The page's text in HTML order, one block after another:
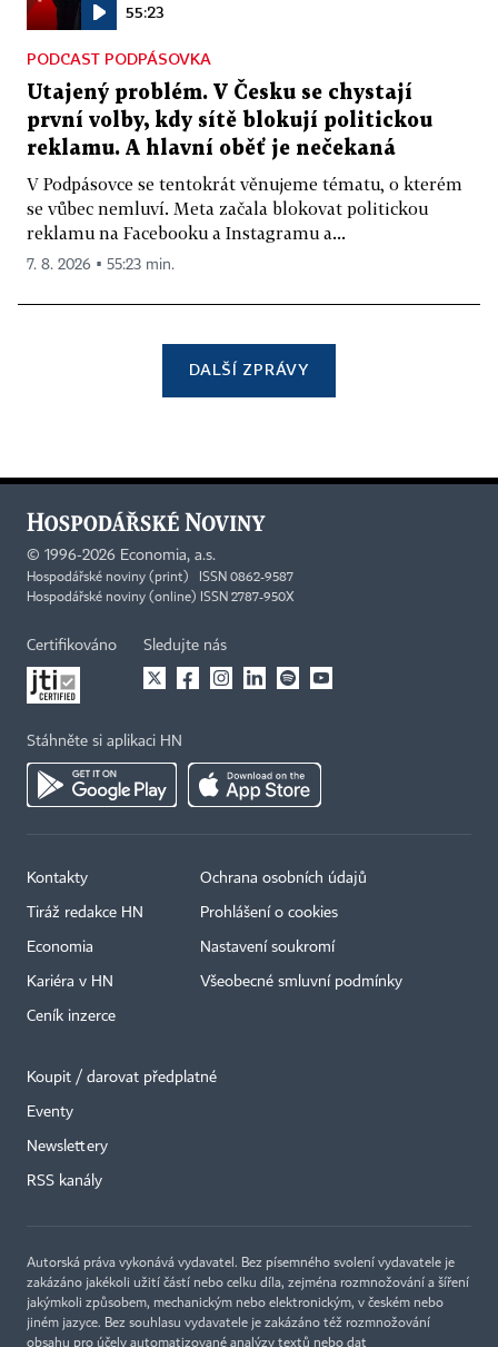
55:23
PODCAST PODPÁSOVKA
Utajený problém. V Česku se chystají
první volby, kdy sítě blokují politickou
reklamu. A hlavní oběť je nečekaná
V Podpásovce se tentokrát věnujeme tématu, o kterém
se vůbec nemluví. Meta začala blokovat politickou
reklamu na Facebooku a Instagramu a...
7. 8. 2026 ▪ 55:23 min.
DALŠÍ ZPRÁVY
© 1996-2026 Economia, a.s.
Hospodářské noviny (print) ISSN 0862-9587
Hospodářské noviny (online) ISSN 2787-950X
Certifikováno Sledujte nás
Stáhněte si aplikaci HN
Kontakty
Tiráž redakce HN
Economia
Kariéra v HN
Ceník inzerce
Ochrana osobních údajů
Prohlášení o cookies
Nastavení soukromí
Všeobecné smluvní podmínky
Koupit / darovat předplatné
Eventy
Newslettery
RSS kanály
Autorská práva vykonává vydavatel. Bez písemného svolení vydavatele je
zakázáno jakékoli užití částí nebo celku díla, zejména rozmnožování a šíření
jakýmkoli způsobem, mechanickým nebo elektronickým, v českém nebo
jiném jazyce. Bez souhlasu vydavatele je zakázáno též rozmnožování
obsahu pro účely automatizované analýzy textů nebo dat